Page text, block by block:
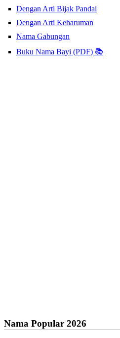
Dengan Arti Bijak Pandai
Dengan Arti Keharuman
Nama Gabungan
Buku Nama Bayi (PDF) 📚
Nama Popular 2026